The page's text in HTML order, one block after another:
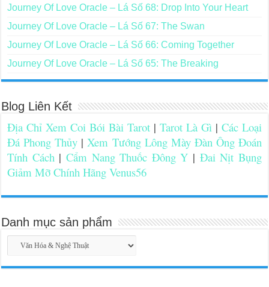
Journey Of Love Oracle – Lá Số 68: Drop Into Your Heart
Journey Of Love Oracle – Lá Số 67: The Swan
Journey Of Love Oracle – Lá Số 66: Coming Together
Journey Of Love Oracle – Lá Số 65: The Breaking
Blog Liên Kết
Địa Chỉ Xem Coi Bói Bài Tarot | Tarot Là Gì | Các Loại
Đá Phong Thủy |Xem Tướng Lông Mày Đàn Ông Đoán
Tính Cách |Cẩm Nang Thuốc Đông Y | Đai Nịt Bụng
Giảm Mỡ Chính Hãng Venus56
Danh mục sản phẩm